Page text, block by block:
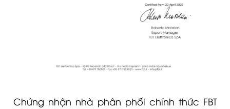
Chứng nhận nhà phân phối chính thức FBT